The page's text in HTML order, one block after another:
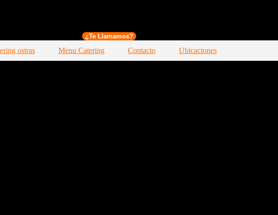
¿Te Llamamos?
ostras Menu Catering Contacto Ubicaciones